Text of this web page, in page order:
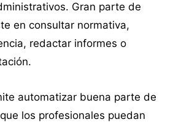
Gran parte de
en consultar normativa,
redactar informes o
automatizar buena parte de
los profesionales puedan